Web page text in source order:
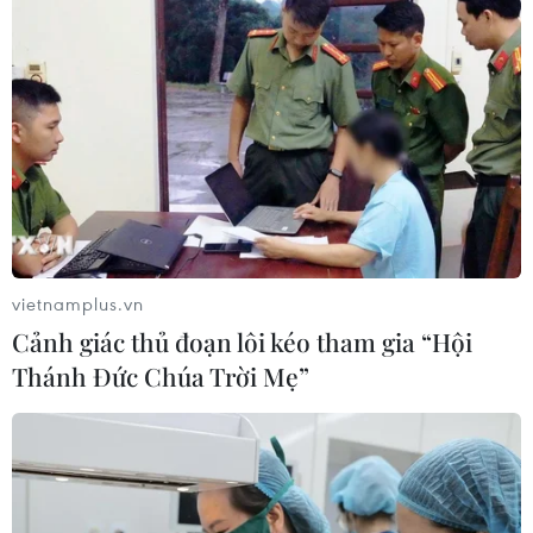
vietnamplus.vn
Cảnh giác thủ đoạn lôi kéo tham gia “Hội
Thánh Đức Chúa Trời Mẹ”